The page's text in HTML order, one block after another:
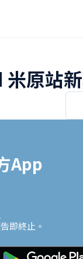
米原站
App
即終止。